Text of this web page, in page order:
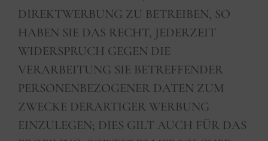
DIREKTWERBUNG ZU BETREIBEN, SO
HABEN SIE DAS RECHT, JEDERZEIT
WIDERSPRUCH GEGEN DIE
VERARBEITUNG SIE BETREFFENDER
PERSONENBEZOGENER DATEN ZUM
ZWECKE DERARTIGER WERBUNG
EINZULEGEN; DIES GILT AUCH FÜR DAS